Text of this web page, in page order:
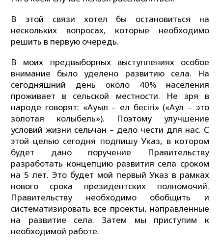
В этой связи хотел бы остановиться на
нескольких вопросах, которые необходимо
решить в первую очередь.
В моих предвыборных выступлениях особое
внимание было уделено развитию села. На
сегодняшний день около 40% населения
проживает в сельской местности. Не зря в
народе говорят: «Ауыл – ел бесігі» («Аул – это
золотая колыбель»). Поэтому улучшение
условий жизни сельчан – дело чести для нас. С
этой целью сегодня подпишу Указ, в котором
будет дано поручение Правительству
разработать концепцию развития села сроком
на 5 лет. Это будет мой первый Указ в рамках
нового срока президентских полномочий.
Правительству необходимо обобщить и
систематизировать все проекты, направленные
на развитие села. Затем мы приступим к
необходимой работе.